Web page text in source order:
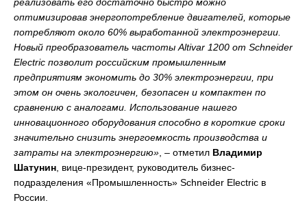
оптимизировав энергопотребление двигателей, которые
потребляют около 60% выработанной электроэнергии.
Новый преобразователь частоты Altivar 1200 от Schneider
Electric позволит российским промышленным
предприятиям экономить до 30% электроэнергии, при
этом он очень экологичен, безопасен и компактен по
сравнению с аналогами. Использование нашего
инновационного оборудования способно в короткие сроки
значительно снизить энергоемкость производства и
затраты на электроэнергию» , – отметил Владимир
Шатунин , вице-президент, руководитель бизнес-
подразделения «Промышленность» Schneider Electric в
России.